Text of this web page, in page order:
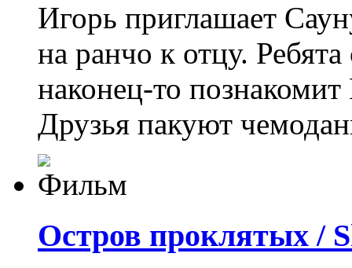
Игорь приглашает
на ранчо к отцу.
наконец-то
Друзья пакуют
Остров проклятых /